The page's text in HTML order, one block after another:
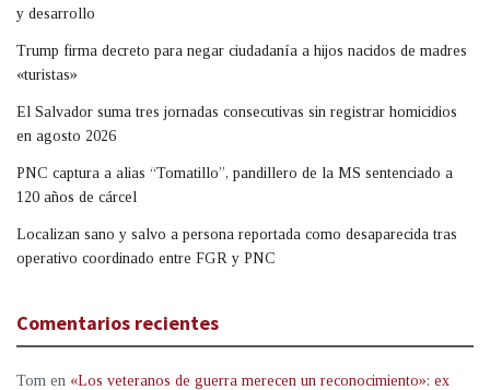
y desarrollo
Trump firma decreto para negar ciudadanía a hijos nacidos de madres
«turistas»
El Salvador suma tres jornadas consecutivas sin registrar homicidios
en agosto 2026
PNC captura a alias “Tomatillo”, pandillero de la MS sentenciado a
120 años de cárcel
Localizan sano y salvo a persona reportada como desaparecida tras
operativo coordinado entre FGR y PNC
Comentarios recientes
Tom en «Los veteranos de guerra merecen un reconocimiento»: ex